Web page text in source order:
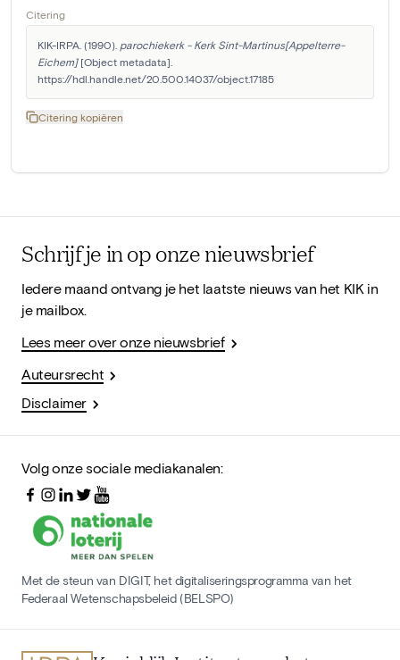
Citering
KIK-IRPA. (1990). parochiekerk - Kerk Sint-Martinus[Appelterre-
Eichem] [Object metadata].
https://hdl.handle.net/20.500.14037/object.17185
Citering kopiëren
Schrijf je in op onze nieuwsbrief
Iedere maand ontvang je het laatste nieuws van het KIK in
je mailbox.
Lees meer over onze nieuwsbrief
Auteursrecht
Disclaimer
Volg onze sociale mediakanalen:
Met de steun van DIGIT, het digitaliseringsprogramma van het
Federaal Wetenschapsbeleid (BELSPO)